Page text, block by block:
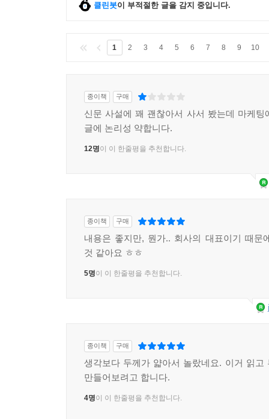
클린봇이 부적절한 글을 감지 중입니다.
1 2 3 4 5 6 7 8 9 10
종이책 구매
신문 사설에 꽤 괜찮아서 사서 봤는데 마케팅
글에 논리성 약합니다.
12명이 이 한줄평을 추천합니다.
종이책 구매
내용은 좋지만, 뭔가.. 회사의 대표이기 때문
것 같아요 ㅎㅎ
5명이 이 한줄평을 추천합니다.
종이책 구매
생각보다 두께가 얇아서 놀랐네요. 이거 읽고
만들어보려고 합니다.
4명이 이 한줄평을 추천합니다.